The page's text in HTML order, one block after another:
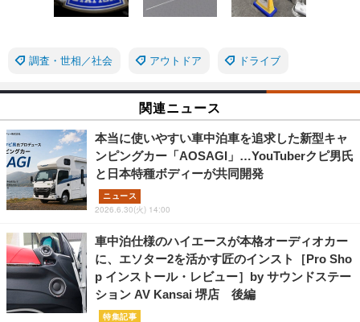
調査・世相／社会 アウトドア ドライブ
関連ニュース
本当に使いやすい車中泊車を追求した新型キャ
ンピングカー「AOSAGI」…YouTuberクピ男氏
と日本特種ボディーが共同開発
ニュース
2026.6.30(火) 14:00
車中泊仕様のハイエースが本格オーディオカー
に、エソター2を活かす匠のインスト［Pro Sho
p インストール・レビュー］by サウンドステー
ション AV Kansai 堺店 後編
特集記事